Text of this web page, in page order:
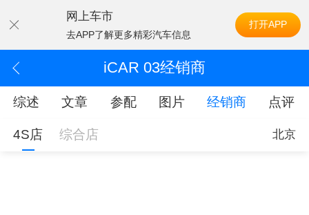
网上车市
去APP了解更多精彩汽车信息
打开APP
iCAR 03经销商
综述 文章 参配 图片 经销商 点评
4S店 综合店 北京